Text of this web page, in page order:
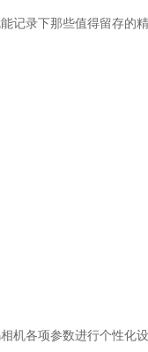
记录下那些值得留存的
机各项参数进行个性化